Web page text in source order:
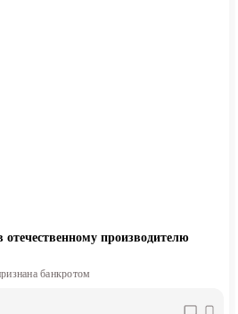
производителю
банкротом